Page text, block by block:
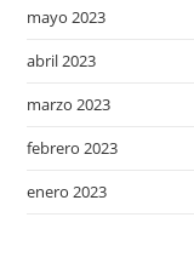
mayo 2023
abril 2023
marzo 2023
febrero 2023
enero 2023